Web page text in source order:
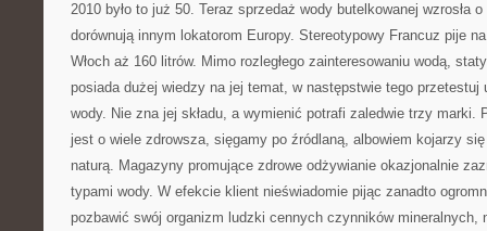
2010 było to już 50. Teraz sprzedaż wody butelkowanej wzrosła
dorównują innym lokatorom Europy. Stereotypowy Francuz pije
Włoch aż 160 litrów. Mimo rozległego zainteresowaniu wodą,
posiada dużej wiedzy na jej temat, w następstwie tego przetestuj
wody. Nie zna jej składu, a wymienić potrafi zaledwie trzy marki.
jest o wiele zdrowsza, sięgamy po źródlaną, albowiem kojarzy
naturą. Magazyny promujące zdrowe odżywianie okazjonalnie
typami wody. W efekcie klient nieświadomie pijąc zanadto
pozbawić swój organizm ludzki cennych czynników mineralnych,